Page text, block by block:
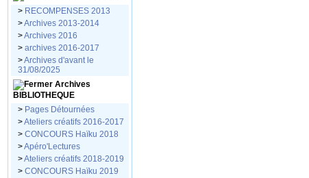
> RECOMPENSES 2013
>Archives 2013-2014
>Archives 2016
> archives 2016-2017
>Archives d'avant le
31/08/2025
Archives
BIBLIOTHEQUE
> Pages Détournées
>Ateliers créatifs 2016-2017
> CONCOURS Haïku 2018
>Apéro'Lectures
>Ateliers créatifs 2018-2019
> CONCOURS Haïku 2019